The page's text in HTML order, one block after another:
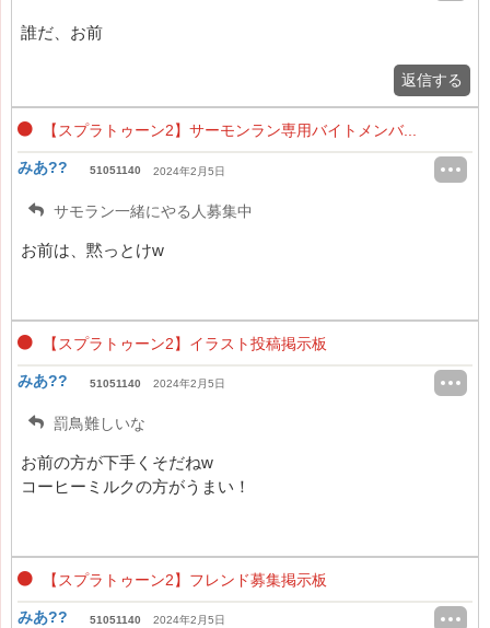
誰だ、お前
返信する
【スプラトゥーン2】サーモンラン専用バイトメンバ...
みあ?? 51051140 2024年2月5日
サモラン一緒にやる人募集中
お前は、黙っとけw
【スプラトゥーン2】イラスト投稿掲示板
みあ?? 51051140 2024年2月5日
罰鳥難しいな
お前の方が下手くそだねw
コーヒーミルクの方がうまい！
【スプラトゥーン2】フレンド募集掲示板
みあ?? 51051140 2024年2月5日